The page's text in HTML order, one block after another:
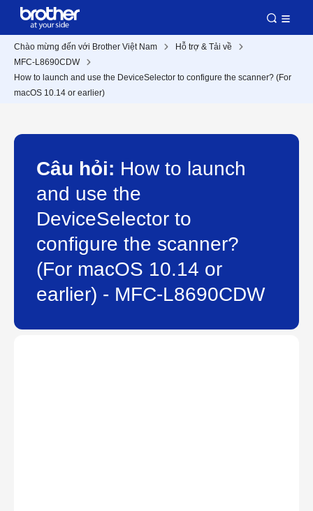
Chào mừng đến với Brother Việt Nam
Hỗ trợ & Tải về
MFC-L8690CDW
How to launch and use the DeviceSelector to configure the scanner? (For
macOS 10.14 or earlier)
Câu hỏi: How to launch
and use the
DeviceSelector to
configure the scanner?
(For macOS 10.14 or
earlier) - MFC-L8690CDW